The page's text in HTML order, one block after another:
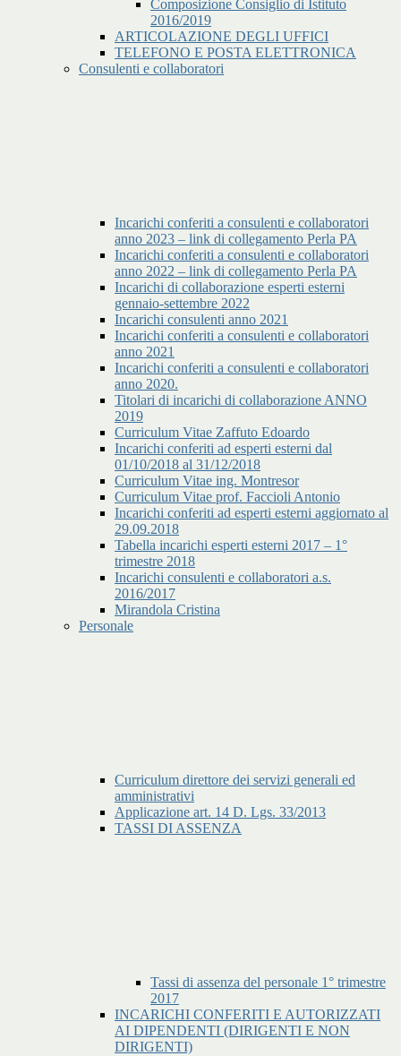
Composizione Consiglio di Istituto
2016/2019
ARTICOLAZIONE DEGLI UFFICI
TELEFONO E POSTA ELETTRONICA
Consulenti e collaboratori
Incarichi conferiti a consulenti e collaboratori
anno 2023 – link di collegamento Perla PA
Incarichi conferiti a consulenti e collaboratori
anno 2022 – link di collegamento Perla PA
Incarichi di collaborazione esperti esterni
gennaio-settembre 2022
Incarichi consulenti anno 2021
Incarichi conferiti a consulenti e collaboratori
anno 2021
Incarichi conferiti a consulenti e collaboratori
anno 2020.
Titolari di incarichi di collaborazione ANNO
2019
Curriculum Vitae Zaffuto Edoardo
Incarichi conferiti ad esperti esterni dal
01/10/2018 al 31/12/2018
Curriculum Vitae ing. Montresor
Curriculum Vitae prof. Faccioli Antonio
Incarichi conferiti ad esperti esterni aggiornato al
29.09.2018
Tabella incarichi esperti esterni 2017 – 1°
trimestre 2018
Incarichi consulenti e collaboratori a.s.
2016/2017
Mirandola Cristina
Personale
Curriculum direttore dei servizi generali ed
amministrativi
Applicazione art. 14 D. Lgs. 33/2013
TASSI DI ASSENZA
Tassi di assenza del personale 1° trimestre
2017
INCARICHI CONFERITI E AUTORIZZATI
AI DIPENDENTI (DIRIGENTI E NON
DIRIGENTI)